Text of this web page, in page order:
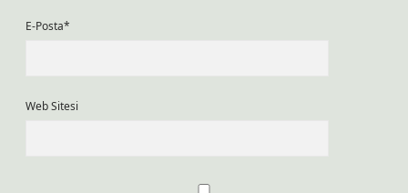
E-Posta*
Web Sitesi